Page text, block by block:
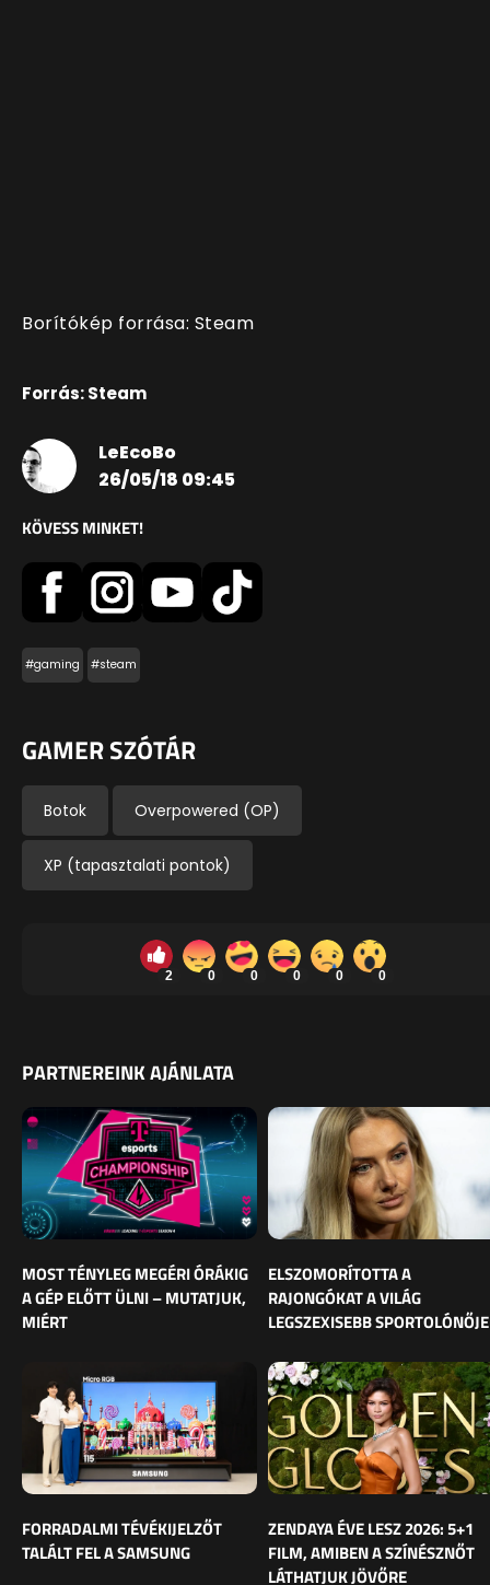
Borítókép forrása: Steam
Forrás: Steam
LeEcoBo
26/05/18 09:45
KÖVESS MINKET!
#gaming #steam
GAMER SZÓTÁR
Botok Overpowered (OP)
XP (tapasztalati pontok)
2 0 0 0 0 0
PARTNEREINK AJÁNLATA
MOST TÉNYLEG MEGÉRI ÓRÁKIG
A GÉP ELŐTT ÜLNI – MUTATJUK,
MIÉRT
ELSZOMORÍTOTTA A
RAJONGÓKAT A VILÁG
LEGSZEXISEBB SPORTOLÓNŐJE
FORRADALMI TÉVÉKIJELZŐT
TALÁLT FEL A SAMSUNG
ZENDAYA ÉVE LESZ 2026: 5+1
FILM, AMIBEN A SZÍNÉSZNŐT
LÁTHATJUK JÖVŐRE